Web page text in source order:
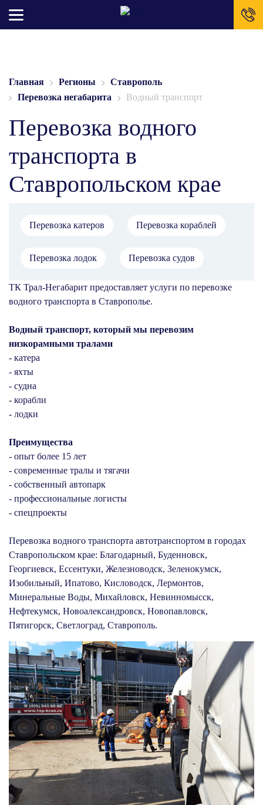
Главная Регионы
Ставрополь
Перевозка негабарита
Водный транспорт
Перевозка водного
транспорта в
Ставропольском крае
Перевозка катеров Перевозка кораблей
Перевозка лодок Перевозка судов
ТК Трал-Негабарит предоставляет услуги по перевозке
водного транспорта в Ставрополье.
Водный транспорт, который мы перевозим
низкорамными тралами
- катера
- яхты
- судна
- корабли
- лодки
Преимущества
- опыт более 15 лет
- современные тралы и тягачи
- собственный автопарк
- профессиональные логисты
- спецпроекты
Перевозка водного транспорта автотранспортом в городах
Ставропольском крае: Благодарный, Буденновск,
Георгиевск, Ессентуки, Железноводск, Зеленокумск,
Изобильный, Ипатово, Кисловодск, Лермонтов,
Минеральные Воды, Михайловск, Невинномысск,
Нефтекумск, Новоалександровск, Новопавловск,
Пятигорск, Светлоград, Ставрополь.